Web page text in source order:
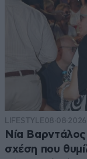
LIFESTYLE
Νία
σχέση που